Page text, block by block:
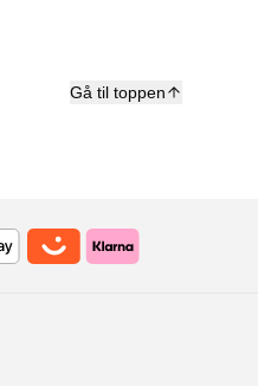
Gå til toppen